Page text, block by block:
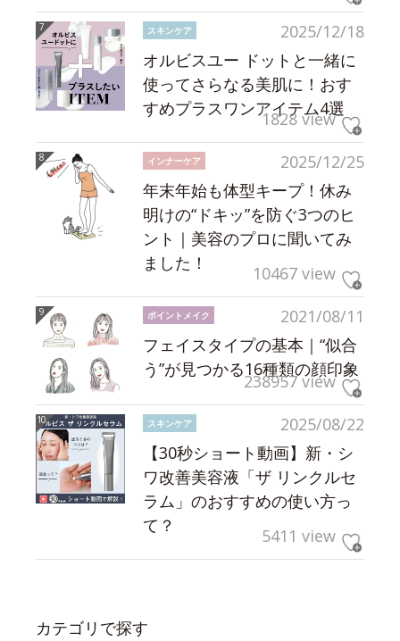
2025/12/18
スキンケア
オルビスユー ドットと一緒に
使ってさらなる美肌に！おす
すめプラスワンアイテム4選
1828 view
2025/12/25
インナーケア
年末年始も体型キープ！休み
明けの“ドキッ”を防ぐ3つのヒ
ント｜美容のプロに聞いてみ
ました！
10467 view
2021/08/11
ポイントメイク
フェイスタイプの基本｜“似合
う”が見つかる16種類の顔印象
238957 view
2025/08/22
スキンケア
【30秒ショート動画】新・シ
ワ改善美容液「ザ リンクルセ
ラム」のおすすめの使い方っ
て？
5411 view
カテゴリで探す